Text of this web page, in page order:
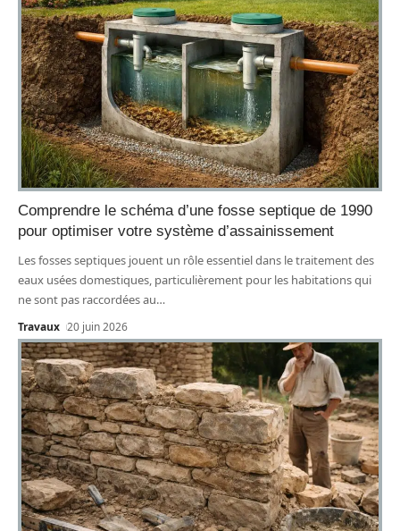
Comprendre le schéma d’une fosse septique de 1990
pour optimiser votre système d’assainissement
Les fosses septiques jouent un rôle essentiel dans le traitement des
eaux usées domestiques, particulièrement pour les habitations qui
ne sont pas raccordées au…
Travaux 20 juin 2026